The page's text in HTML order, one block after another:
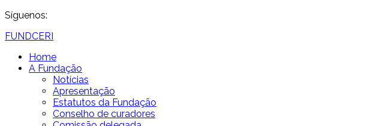
Síguenos:
FUNDCERI
Home
A Fundação
Notícias
Apresentação
Estatutos da Fundação
Conselho de curadores